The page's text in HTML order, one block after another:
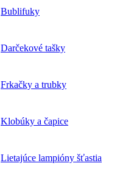
Bublifuky
Darčekové tašky
Frkačky a trubky
Klobúky a čapice
Lietajúce lampióny šťastia